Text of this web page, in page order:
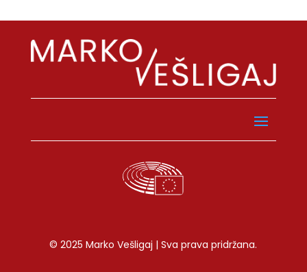
© 2025 Marko Vešligaj | Sva prava pridržana.